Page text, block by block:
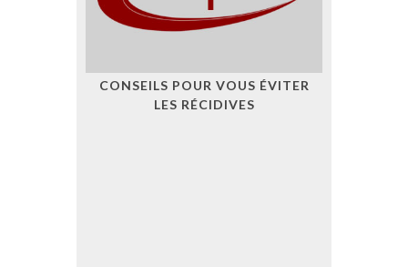
CONSEILS POUR VOUS ÉVITER
LES RÉCIDIVES